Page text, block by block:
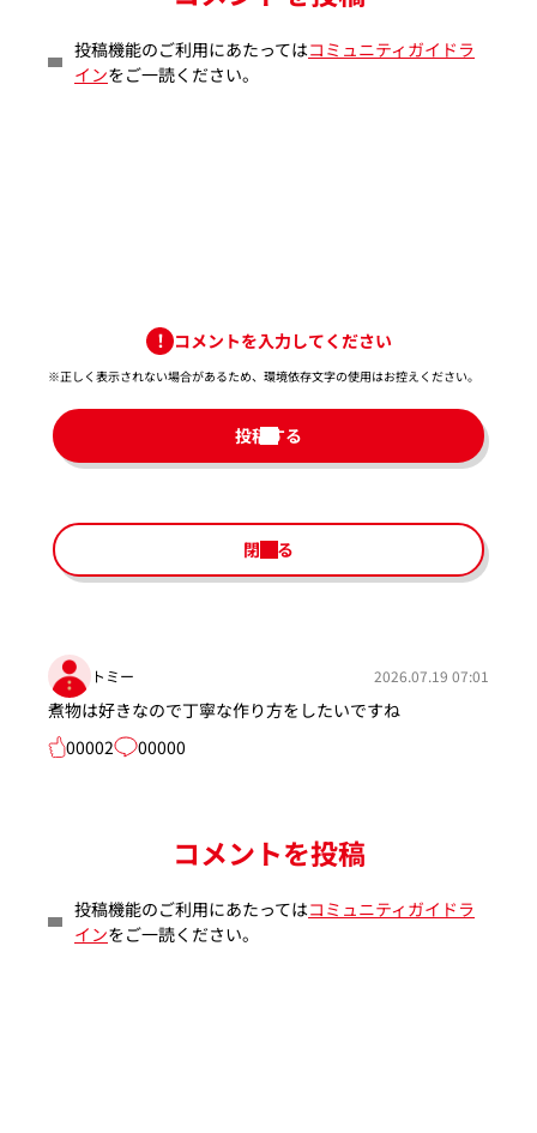
投稿機能のご利用にあたってはコミュニティガイドラ
インをご一読ください。
コメントを入力してください
※正しく表示されない場合があるため、環境依存文字の使用はお控えください。​
投稿する
閉じる
トミー 2026.07.19 07:01
煮物は好きなので丁寧な作り方をしたいですね
00002
00000
コメントを投稿
投稿機能のご利用にあたってはコミュニティガイドラ
インをご一読ください。